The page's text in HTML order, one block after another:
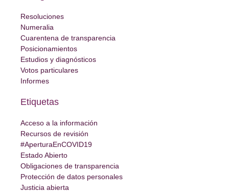
Resoluciones
Numeralia
Cuarentena de transparencia
Posicionamientos
Estudios y diagnósticos
Votos particulares
Informes
Etiquetas
Acceso a la información
Recursos de revisión
#AperturaEnCOVID19
Estado Abierto
Obligaciones de transparencia
Protección de datos personales
Justicia abierta